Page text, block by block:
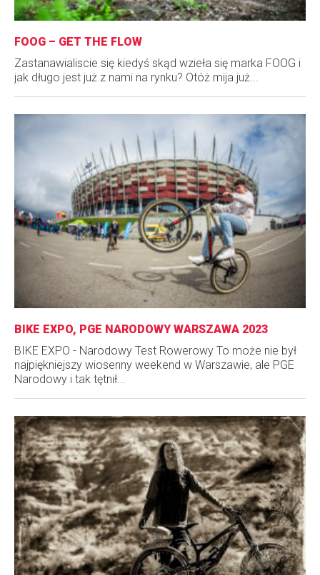
FOOG – GET THE FLOW
Zastanawialiscie się kiedyś skąd wzieła się marka FOOG i
jak długo jest już z nami na rynku? Otóż mija już...
BIKE EXPO, PGE NARODOWY WARSZAWA 2023
BIKE EXPO - Narodowy Test Rowerowy To może nie był
najpiękniejszy wiosenny weekend w Warszawie, ale PGE
Narodowy i tak tętnił...